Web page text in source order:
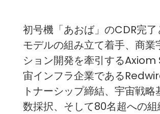
初号機「あおば」のCDR完了
モデルの組み立て着手、商業
ション開発を牽引する
宙インフラ企業である
トナーシップ締結、宇宙戦略
数採択、そして80名超への組